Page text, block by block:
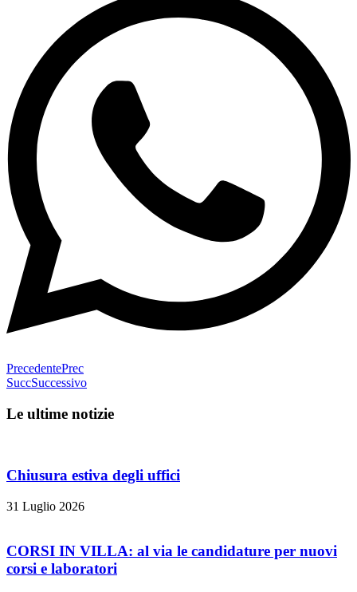
PrecedentePrec
SuccSuccessivo
Le ultime notizie
Chiusura estiva degli uffici
31 Luglio 2026
CORSI IN VILLA: al via le candidature per nuovi
corsi e laboratori